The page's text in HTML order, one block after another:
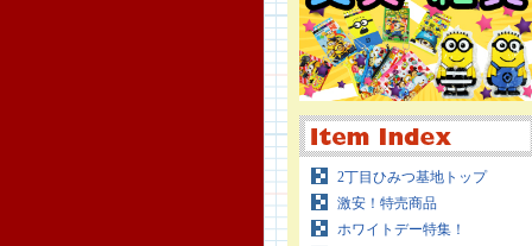
2丁目ひみつ基地トップ
激安！特売商品
ホワイトデー特集！